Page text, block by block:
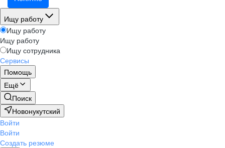
Ищу работу
Ищу работу
Ищу работу
Ищу сотрудника
Сервисы
Помощь
Ещё
Поиск
Новонукутский
Войти
Войти
Создать резюме